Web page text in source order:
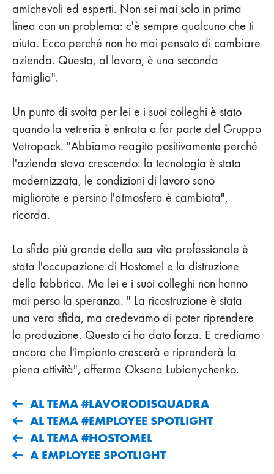
amichevoli ed esperti. Non sei mai solo in prima
linea con un problema: c'è sempre qualcuno che ti
aiuta. Ecco perché non ho mai pensato di cambiare
azienda. Questa, al lavoro, è una seconda
famiglia".
Un punto di svolta per lei e i suoi colleghi è stato
quando la vetreria è entrata a far parte del Gruppo
Vetropack. "Abbiamo reagito positivamente perché
l'azienda stava crescendo: la tecnologia è stata
modernizzata, le condizioni di lavoro sono
migliorate e persino l'atmosfera è cambiata",
ricorda.
La sfida più grande della sua vita professionale è
stata l'occupazione di Hostomel e la distruzione
della fabbrica. Ma lei e i suoi colleghi non hanno
mai perso la speranza. " La ricostruzione è stata
una vera sfida, ma credevamo di poter riprendere
la produzione. Questo ci ha dato forza. E crediamo
ancora che l'impianto crescerà e riprenderà la
piena attività", afferma Oksana Lubianychenko.
AL TEMA #LAVORODISQUADRA
AL TEMA #EMPLOYEE SPOTLIGHT
AL TEMA #HOSTOMEL
A EMPLOYEE SPOTLIGHT